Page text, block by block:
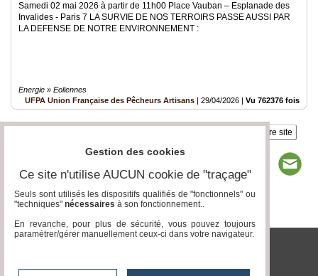
Samedi 02 mai 2026 à partir de 11h00 Place Vauban – Esplanade des
Invalides - Paris 7 LA SURVIE DE NOS TERROIRS PASSE AUSSI PAR
LA DEFENSE DE NOTRE ENVIRONNEMENT :
Energie » Eoliennes
UFPA Union Française des Pêcheurs Artisans | 29/04/2026 | Vu 762376 fois
Insérez sur votre site
tvlocale.fr
Gestion des cookies
Ce site n'utilise AUCUN cookie de "traçage"
Seuls sont utilisés les dispositifs qualifiés de "fonctionnels" ou
"techniques" nécessaires à son fonctionnement..
En revanche, pour plus de sécurité, vous pouvez toujours
paramétrer/gérer manuellement ceux-ci dans votre navigateur.